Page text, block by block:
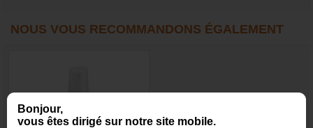
Bonjour,
vous êtes dirigé sur notre site mobile.
NOUS VOUS RECOMMANDONS ÉGALEMENT